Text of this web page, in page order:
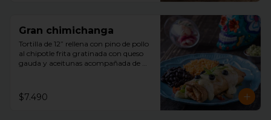
Gran chimichanga
Tortilla de 12” rellena con pino de pollo
al chipotle frita gratinada con queso
gauda y aceitunas acompañada de
$7.490